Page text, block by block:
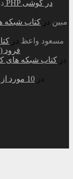
مبین در کتاب شبکه
مسعود واعظ در
فرود
در کتاب شبکه های
در 10 مورد از ویژگی ها و ترفندهای اپل موزیک